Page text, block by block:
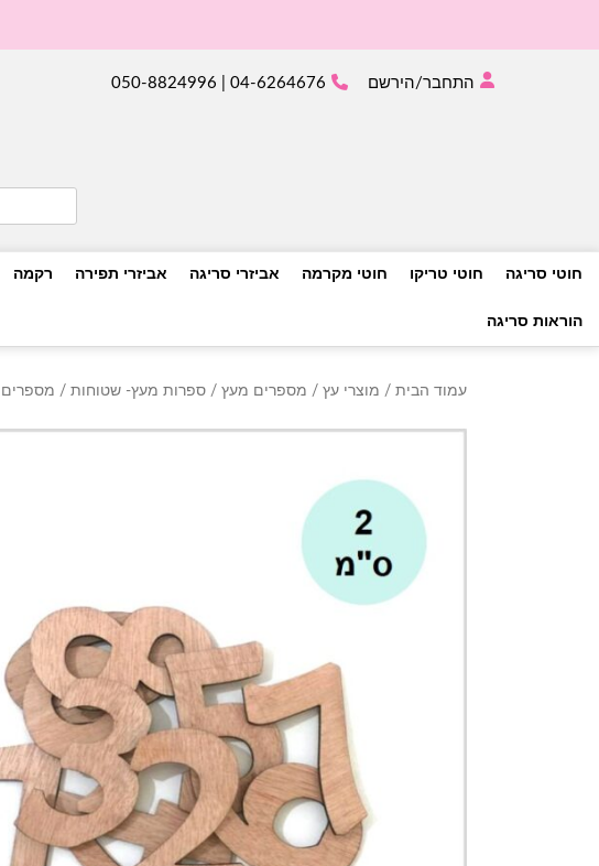
for:
התחבר/הירשם 04-6264676 | 050-8824996
חוטי סריגה חוטי טריקו חוטי מקרמה אביזרי סריגה אביזרי תפירה רקמה
הוראות סריגה
עמוד הבית / מוצרי עץ / מספרים מעץ / ספרות מעץ- שטוחות / מספרים